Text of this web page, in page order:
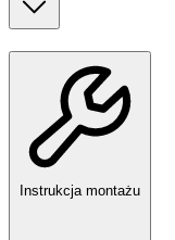
Instrukcja montażu